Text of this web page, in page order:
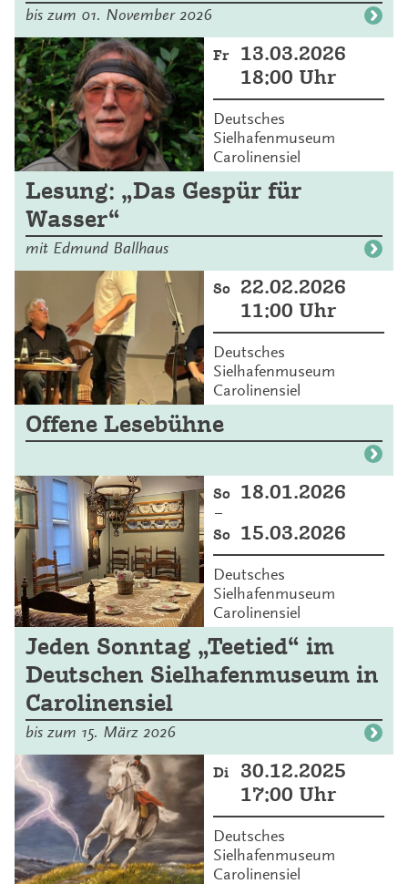
bis zum 01. November 2026
Fr
13.03.2026
18:00 Uhr
Deutsches
Sielhafenmuseum
Carolinensiel
Lesung: „Das Gespür für
Wasser“
mit Edmund Ballhaus
So
22.02.2026
11:00 Uhr
Deutsches
Sielhafenmuseum
Carolinensiel
Offene Lesebühne
So 18.01.2026
–
So 15.03.2026
Deutsches
Sielhafenmuseum
Carolinensiel
Jeden Sonntag „Teetied“ im
Deutschen Sielhafenmuseum in
Carolinensiel
bis zum 15. März 2026
Di
30.12.2025
17:00 Uhr
Deutsches
Sielhafenmuseum
Carolinensiel